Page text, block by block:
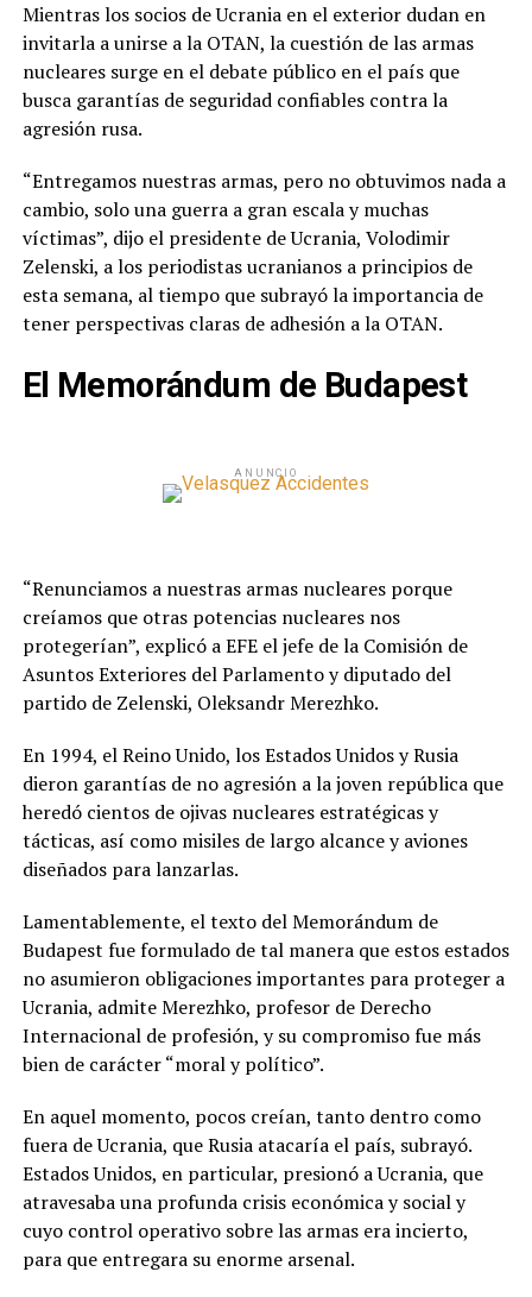
Mientras los socios de Ucrania en el exterior dudan en
invitarla a unirse a la OTAN, la cuestión de las armas
nucleares surge en el debate público en el país que
busca garantías de seguridad confiables contra la
agresión rusa.
“Entregamos nuestras armas, pero no obtuvimos nada a
cambio, solo una guerra a gran escala y muchas
víctimas”, dijo el presidente de Ucrania, Volodimir
Zelenski, a los periodistas ucranianos a principios de
esta semana, al tiempo que subrayó la importancia de
tener perspectivas claras de adhesión a la OTAN.
El Memorándum de Budapest
ANUNCIO
“Renunciamos a nuestras armas nucleares porque
creíamos que otras potencias nucleares nos
protegerían”, explicó a EFE el jefe de la Comisión de
Asuntos Exteriores del Parlamento y diputado del
partido de Zelenski, Oleksandr Merezhko.
En 1994, el Reino Unido, los Estados Unidos y Rusia
dieron garantías de no agresión a la joven república que
heredó cientos de ojivas nucleares estratégicas y
tácticas, así como misiles de largo alcance y aviones
diseñados para lanzarlas.
Lamentablemente, el texto del Memorándum de
Budapest fue formulado de tal manera que estos estados
no asumieron obligaciones importantes para proteger a
Ucrania, admite Merezhko, profesor de Derecho
Internacional de profesión, y su compromiso fue más
bien de carácter “moral y político”.
En aquel momento, pocos creían, tanto dentro como
fuera de Ucrania, que Rusia atacaría el país, subrayó.
Estados Unidos, en particular, presionó a Ucrania, que
atravesaba una profunda crisis económica y social y
cuyo control operativo sobre las armas era incierto,
para que entregara su enorme arsenal.